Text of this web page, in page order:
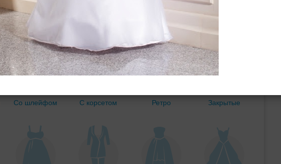
Бальное
Со шлейфом С корсетом Ретро Закрытые